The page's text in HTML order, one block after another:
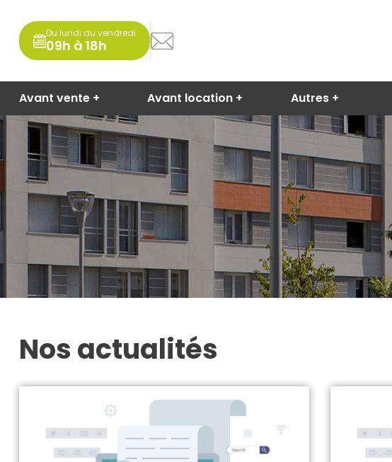
Du lundi au vendredi
09h à 18h
Avant vente Avant location Autres
Nos actualités